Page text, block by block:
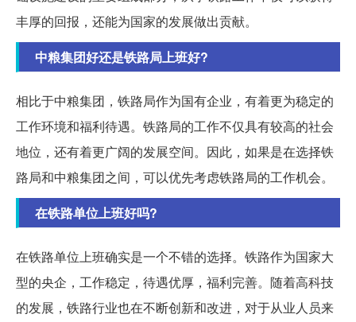
丰厚的回报，还能为国家的发展做出贡献。
中粮集团好还是铁路局上班好?
相比于中粮集团，铁路局作为国有企业，有着更为稳定的
工作环境和福利待遇。铁路局的工作不仅具有较高的社会
地位，还有着更广阔的发展空间。因此，如果是在选择铁
路局和中粮集团之间，可以优先考虑铁路局的工作机会。
在铁路单位上班好吗?
在铁路单位上班确实是一个不错的选择。铁路作为国家大
型的央企，工作稳定，待遇优厚，福利完善。随着高科技
的发展，铁路行业也在不断创新和改进，对于从业人员来